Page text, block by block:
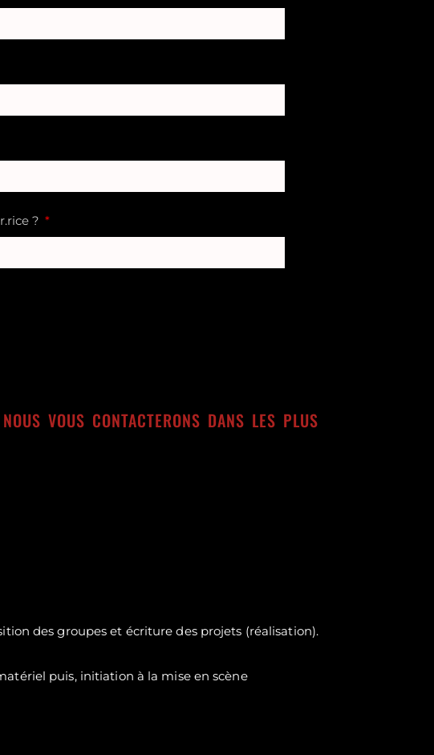
?
VOUS CONTACTERONS DANS LES PLUS
des groupes et écriture des projets (réalisation).
puis, initiation à la mise en scène